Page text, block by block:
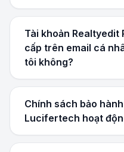
Tài khoản Realtyedit
cấp trên email cá
tôi không?
Chính sách bảo
Lucifertech hoạt